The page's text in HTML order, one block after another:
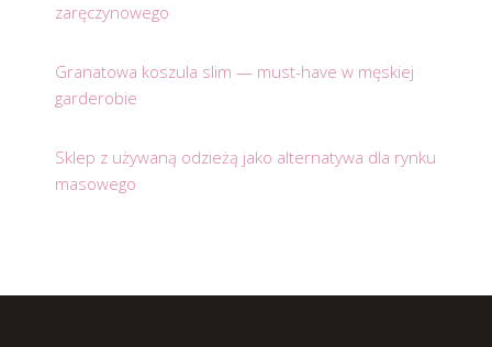
zaręczynowego
Granatowa koszula slim — must-have w męskiej
garderobie
Sklep z używaną odzieżą jako alternatywa dla rynku
masowego